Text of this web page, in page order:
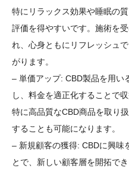
特にリラックス効果や睡眠の
評価を得やすいです。施術を
れ、心身ともにリフレッシュ
がります。
– 単価アップ: CBD製品を用い
し、料金を適正化することで
特に高品質なCBD商品を取り
することも可能になります。
– 新規顧客の獲得: CBDに興味
とで、新しい顧客層を開拓で